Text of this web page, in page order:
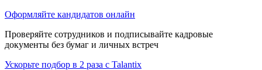
Оформляйте кандидатов онлайн
Проверяйте сотрудников и подписывайте кадровые
документы без бумаг и личных встреч
Ускорьте подбор в 2 раза с Talantix